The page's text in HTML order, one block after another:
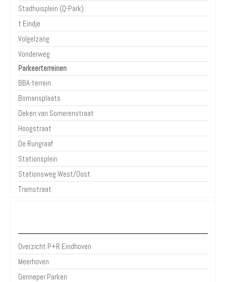
Stadhuisplein (Q-Park)
t Eindje
Volgelzang
Vonderweg
Parkeerterreinen
BBA-terrein
Bomansplaats
Deken van Somerenstraat
Hoogstraat
De Rungraaf
Stationsplein
Stationsweg West/Oost
Tramstraat
Overzicht P+R Eindhoven
Meerhoven
Genneper Parken